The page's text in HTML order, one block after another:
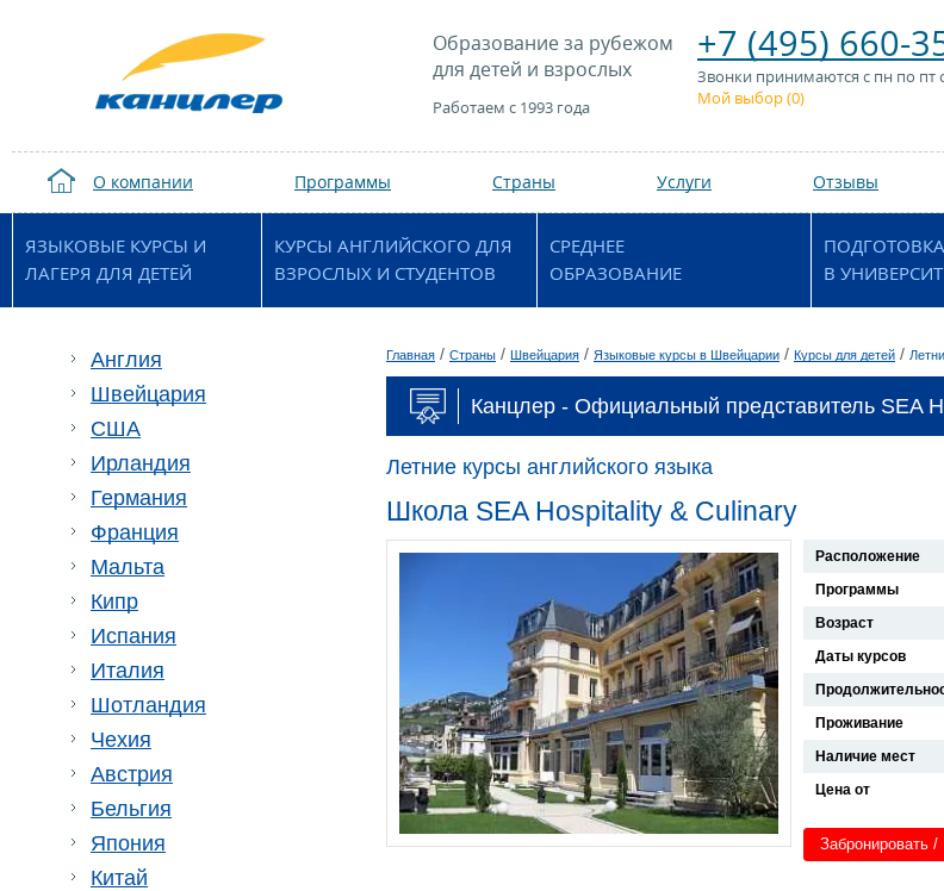
Образование за рубежом
для детей и взрослых
Работаем с 1993 года
+7 (495) 660-
Звонки принимаются с пн по пт
Мой выбор (0)
О компании Программы Страны Услуги Отзывы
ЯЗЫКОВЫЕ КУРСЫ И
ЛАГЕРЯ ДЛЯ ДЕТЕЙ
КУРСЫ АНГЛИЙСКОГО ДЛЯ
ВЗРОСЛЫХ И СТУДЕНТОВ
СРЕДНЕЕ
ОБРАЗОВАНИЕ
В
Англия
Швейцария
США
Ирландия
Германия
Франция
Мальта
Кипр
Испания
Италия
Шотландия
Чехия
Австрия
Бельгия
Япония
Китай
Главная / Страны / Швейцария / Языковые курсы в Швейцарии / Курсы для детей /
Канцлер - Официальный представитель SEA
Летние курсы английского языка
Школа SEA Hospitality & Culinary
Расположение
Программы
Возраст
Даты курсов
Проживание
Наличие мест
Цена от
Забронировать